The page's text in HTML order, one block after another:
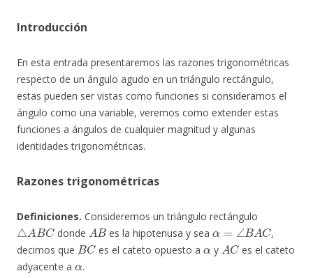
Introducción
En esta entrada presentaremos las razones trigonométricas
respecto de un ángulo agudo en un triángulo rectángulo,
estas pueden ser vistas como funciones si consideramos el
ángulo como una variable, veremos como extender estas
funciones a ángulos de cualquier magnitud y algunas
identidades trigonométricas.
Razones trigonométricas
Definiciones. Consideremos un triángulo rectángulo
△ABC
donde
AB
es la hipotenusa y sea
α=∠BAC
,
decimos que
BC
es el cateto opuesto a
α
y
A C
es el cateto
adyacente a
α
.